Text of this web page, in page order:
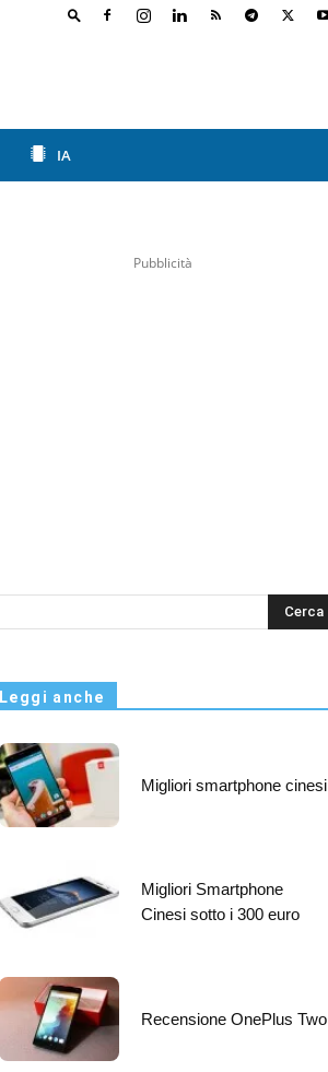
IA
Pubblicità
s
Leggi anche
Migliori smartphone cinesi
Migliori Smartphone
Cinesi sotto i 300 euro
Recensione OnePlus Two